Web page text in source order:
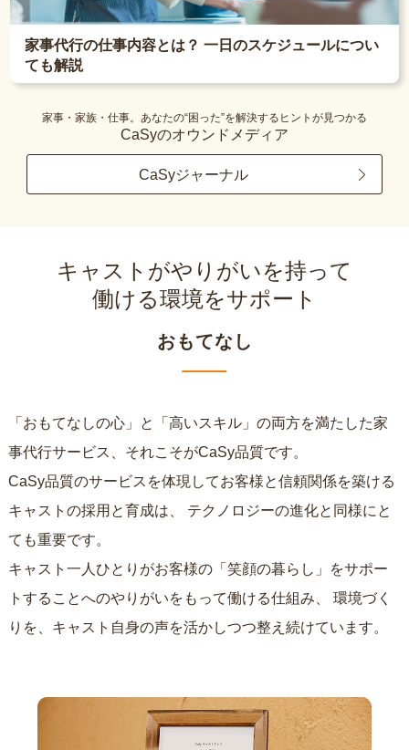
家事代行の仕事内容とは？ 一日のスケジュールについ
ても解説
家事・家族・仕事。あなたの“困った”を解決するヒントが見つかる
CaSyのオウンドメディア
CaSyジャーナル
キャストがやりがいを持って
働ける環境をサポート
おもてなし
「おもてなしの心」と「高いスキル」の両方を満たした家
事代行サービス、それこそがCaSy品質です。
CaSy品質のサービスを体現してお客様と信頼関係を築ける
キャストの採用と育成は、
ても重要です。
キャスト一人ひとりがお客様の「笑顔の暮らし」をサポー
トすることへのやりがいをもって働ける仕組み、
りを、キャスト自身の声を活かしつつ整え続けています。